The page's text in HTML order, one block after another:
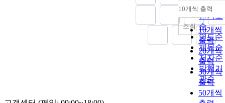
순
인기도
순
연도순
제목순
저자순
발행기
관순
내림차
10개씩 출력
10개씩
출력
20개씩
출력
30개씩
출력
50개씩
조회